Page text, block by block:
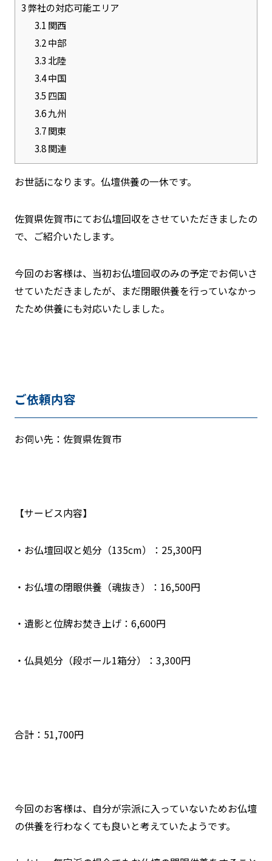
3弊社の対応可能エリア
3.1 関西
3.2中部
3.3北陸
3.4中国
3.5 四国
3.6九州
3.7関東
3.8関連
お世話になります。仏壇供養の一休です。
佐賀県佐賀市にてお仏壇回収をさせていただきましたの
で、ご紹介いたします。
今回のお客様は、当初お仏壇回収のみの予定でお伺いさ
せていただきましたが、まだ閉眼供養を行っていなかっ
たため供養にも対応いたしました。
ご依頼内容
お伺い先：佐賀県佐賀市
【サービス内容】
・お仏壇回収と処分（135cm）：25,300円
・お仏壇の閉眼供養（魂抜き）：16,500円
・遺影と位牌お焚き上げ：6,600円
・仏具処分（段ボール1箱分）：3,300円
合計：51,700円
今回のお客様は、自分が宗派に入っていないためお仏壇
の供養を行わなくても良いと考えていたようです。